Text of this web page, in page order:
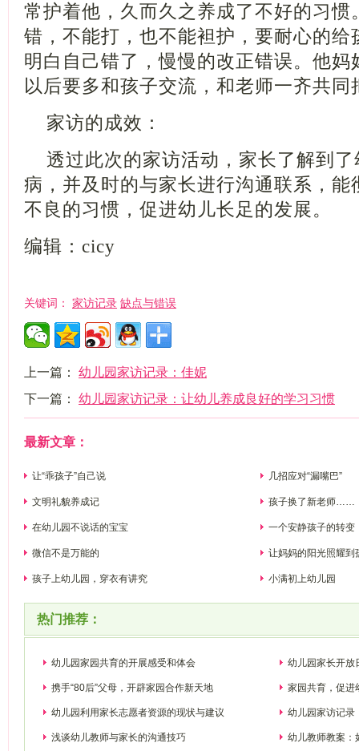
常护着他，久而久之养成了不好的习惯
错，不能打，也不能袒护，要耐心的给
明白自己错了，慢慢的改正错误。他妈
以后要多和孩子交流，和老师一齐
家访的成效：
透过此次的家访活动，家长了解到了
病，并及时的与家长进行沟通联系，能
不良的习惯，促进幼儿长足的发展。
编辑：cicy
关键词： 家访记录 缺点与错误
上一篇： 幼儿园家访记录：佳妮
下一篇： 幼儿园家访记录：让幼儿养成良好的学习习惯
最新文章：
让“乖孩子”自己说 几招应对“漏嘴巴”
文明礼貌养成记 孩子换了新老师……
在幼儿园不说话的宝宝 一个安静孩子的转变
微信不是万能的 让妈妈的阳光照耀到
孩子上幼儿园，穿衣有讲究 小满初上幼儿园
热门推荐：
幼儿园家园共育的开展感受和体会 幼儿园家长开放
携手“80后”父母，开辟家园合作新天地 家园共育，促进
幼儿园利用家长志愿者资源的现状与建议 幼儿园家访记录
浅谈幼儿教师与家长的沟通技巧 幼儿教师教案：